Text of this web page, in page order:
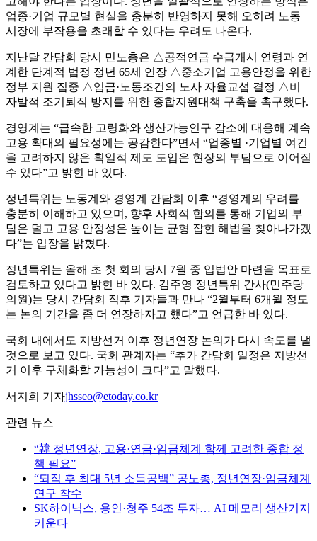
업종·기업 규모별 현실을 충분히 반영하지 못해 오히려 노동
시장에 부작용을 초래할 수 있다는 우려도 나온다.
지난달 간담회 당시 민노총은 △공적연금 수급개시 연령과 연
계한 단계적 법정 정년 65세 연장 △중소기업 고용안정을 위한
정부 지원 집중 △임금·노동조건의 노사 자율교섭 결정 △비
자발적 조기퇴직 방지를 위한 종합지원대책 구축을 촉구했다.
경영계는 “급속한 고령화와 생산가능인구 감소에 대응해 계속
고용 확대의 필요성에는 공감한다”면서 “업종별 ·기업별 여건
을 고려하지 않은 획일적 제도 도입은 현장의 부담으로 이어질
수 있다”고 밝힌 바 있다.
정년특위는 노동계와 경영계 간담회 이후 “경영계의 우려를
충분히 이해하고 있으며, 향후 사회적 합의를 통해 기업의 부
담은 덜고 고용 안정성은 높이는 균형 잡힌 해법을 찾아나가겠
다”는 입장을 밝혔다.
정년특위는 올해 초 첫 회의 당시 7월 중 입법안 마련을 목표로
검토하고 있다고 밝힌 바 있다. 김주영 정년특위 간사(민주당
의원)는 당시 간담회 직후 기자들과 만나 “2월부터 6개월 정도
는 논의 기간을 좀 더 연장하자고 했다”고 언급한 바 있다.
국회 내에서도 지방선거 이후 정년연장 논의가 다시 속도를 낼
것으로 보고 있다. 국회 관계자는 “추가 간담회 일정은 지방선
거 이후 구체화할 가능성이 크다”고 말했다.
서지희 기자jhsseo@etoday.co.kr
관련 뉴스
“韓 정년연장, 고용·연금·임금체계 함께 고려한 종합 정
책 필요”
“퇴직 후 최대 5년 소득공백” 공노총, 정년연장·임금체계
연구 착수
SK하이닉스, 용인·청주 54조 투자… AI 메모리 생산기지
키운다